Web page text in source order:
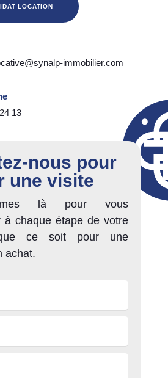
LOCATION
immobilier.com
13
nous pour
une visite
là pour vous
à chaque étape de votre
ce soit pour une
achat.